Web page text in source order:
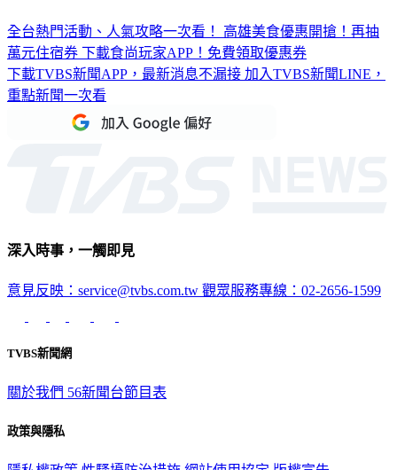
全台熱門活動、人氣攻略一次看！ 高雄美食優惠開搶！再抽
萬元住宿券 下載食尚玩家APP！免費領取優惠券
下載TVBS新聞APP，最新消息不漏接 加入TVBS新聞LINE，
重點新聞一次看
深入時事，一觸即見
意見反映：service@tvbs.com.tw 觀眾服務專線：02-2656-1599
TVBS新聞網
關於我們 56新聞台節目表
政策與隱私